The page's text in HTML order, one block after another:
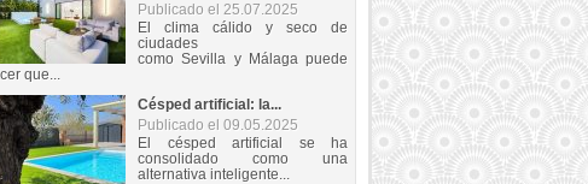
Publicado el 25.07.2025
El clima cálido y seco de
ciudades
como Sevilla y Málaga puede
que...
Césped artificial: la...
Publicado el 09.05.2025
El césped artificial se ha
consolidado como una
alternativa inteligente...